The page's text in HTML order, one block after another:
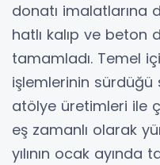
donatı imalatlarına
hatlı kalıp ve beton
tamamladı. Temel
işlemlerinin
atölye üretimleri ile
eş zamanlı olarak
yılının ocak